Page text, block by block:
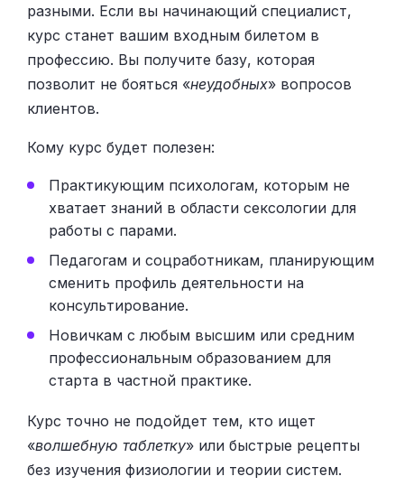
разными. Если вы начинающий специалист,
курс станет вашим входным билетом в
профессию. Вы получите базу, которая
позволит не бояться «неудобных» вопросов
клиентов.
Кому курс будет полезен:
Практикующим психологам, которым не
хватает знаний в области сексологии для
работы с парами.
Педагогам и соцработникам, планирующим
сменить профиль деятельности на
консультирование.
Новичкам с любым высшим или средним
профессиональным образованием для
старта в частной практике.
Курс точно не подойдет тем, кто ищет
«волшебную таблетку» или быстрые рецепты
без изучения физиологии и теории систем.